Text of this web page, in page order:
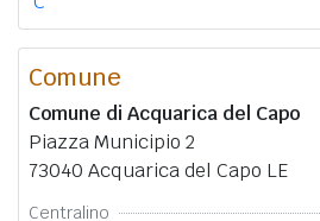
Comune
Comune di Acquarica del Capo
Piazza Municipio 2
73040 Acquarica del Capo LE
Centralino